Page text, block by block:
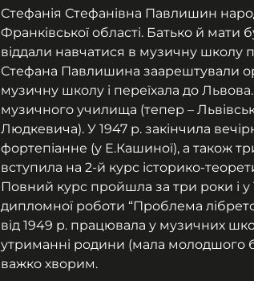
Стефанія Стефанівна Павлишин
Франківської області. Батько й мати
віддали навчатися в музичну школу
Стефана Павлишина заарештували
музичну школу і переїхала до
музичного училища (тепер –
Людкевича). У 1947 р. закінчила
фортепіанне (у Е.Кашиної), а також
вступила на 2-й курс історико-
Повний курс пройшла за три роки і
дипломної роботи “Проблема
від 1949 р. працювала у музичних
утриманні родини (мала молодшого
важко хворим.